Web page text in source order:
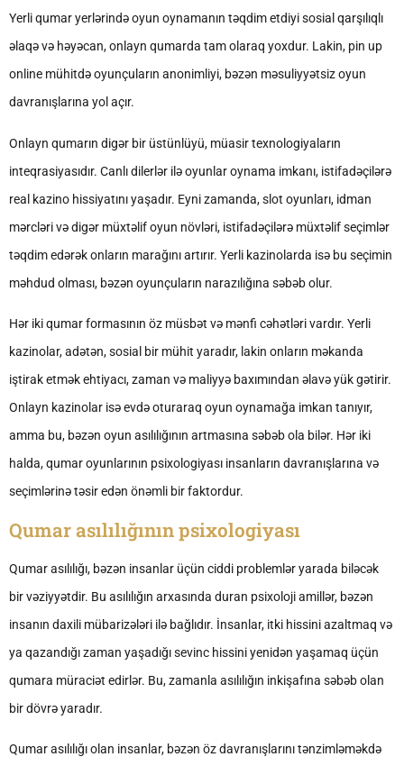
Yerli qumar yerlərində oyun oynamanın təqdim etdiyi sosial qarşılıqlı
əlaqə və həyəcan, onlayn qumarda tam olaraq yoxdur. Lakin, pin up
online mühitdə oyunçuların anonimliyi, bəzən məsuliyyətsiz oyun
davranışlarına yol açır.
Onlayn qumarın digər bir üstünlüyü, müasir texnologiyaların
inteqrasiyasıdır. Canlı dilerlər ilə oyunlar oynama imkanı, istifadəçilərə
real kazino hissiyatını yaşadır. Eyni zamanda, slot oyunları, idman
mərcləri və digər müxtəlif oyun növləri, istifadəçilərə müxtəlif seçimlər
təqdim edərək onların marağını artırır. Yerli kazinolarda isə bu seçimin
məhdud olması, bəzən oyunçuların narazılığına səbəb olur.
Hər iki qumar formasının öz müsbət və mənfi cəhətləri vardır. Yerli
kazinolar, adətən, sosial bir mühit yaradır, lakin onların məkanda
iştirak etmək ehtiyacı, zaman və maliyyə baxımından əlavə yük gətirir.
Onlayn kazinolar isə evdə oturaraq oyun oynamağa imkan tanıyır,
amma bu, bəzən oyun asılılığının artmasına səbəb ola bilər. Hər iki
halda, qumar oyunlarının psixologiyası insanların davranışlarına və
seçimlərinə təsir edən önəmli bir faktordur.
Qumar asılılığının psixologiyası
Qumar asılılığı, bəzən insanlar üçün ciddi problemlər yarada biləcək
bir vəziyyətdir. Bu asılılığın arxasında duran psixoloji amillər, bəzən
insanın daxili mübarizələri ilə bağlıdır. İnsanlar, itki hissini azaltmaq və
ya qazandığı zaman yaşadığı sevinc hissini yenidən yaşamaq üçün
qumara müraciət edirlər. Bu, zamanla asılılığın inkişafına səbəb olan
bir dövrə yaradır.
Qumar asılılığı olan insanlar, bəzən öz davranışlarını tənzimləməkdə